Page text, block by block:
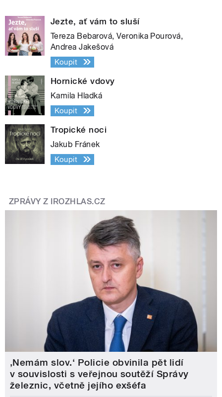
Jezte, ať vám to sluší
Tereza Bebarová, Veronika Pourová,
Andrea Jakešová
Koupit
Hornické vdovy
Kamila Hladká
Koupit
Tropické noci
Jakub Fránek
Koupit
ZPRÁVY Z IROZHLAS.CZ
‚Nemám slov.‘ Policie obvinila pět lidí
v souvislosti s veřejnou soutěží Správy
železnic, včetně jejího exšéfa